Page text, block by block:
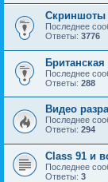
Скриншоты
Последнее
Ответы: 3776
Последнее
Ответы: 288
Видео
Последнее
Ответы: 294
Class 91 и
Последнее
Ответы: 3